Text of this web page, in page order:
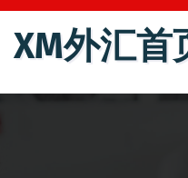
跳
XM外汇首